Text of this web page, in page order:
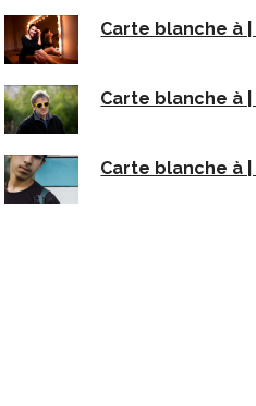
Carte blanche à
Carte blanche à
Carte blanche à